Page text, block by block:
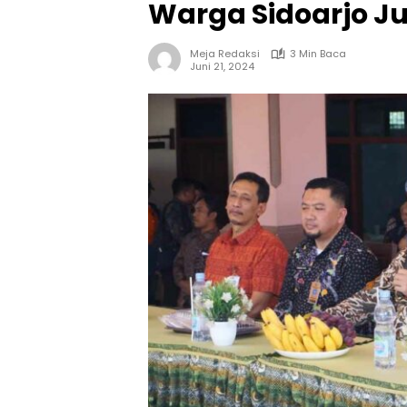
Warga Sidoarjo
Meja Redaksi
3 Min Baca
Juni 21, 2024